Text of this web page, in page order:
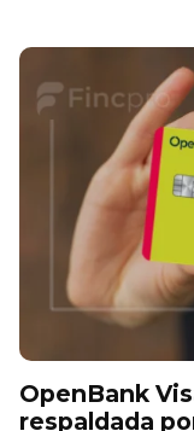
OpenBank
respaldada